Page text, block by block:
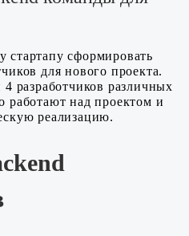
сформировать
для нового проекта.
разработчиков различных
работают над проектом и
реализацию.